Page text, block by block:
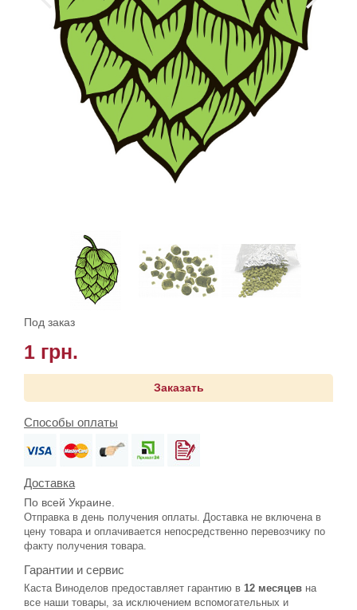
Под заказ
1 грн.
Заказать
Способы оплаты
Доставка
По всей Украине.
Отправка в день получения оплаты. Доставка не включена в
цену товара и оплачивается непосредственно перевозчику по
факту получения товара.
Гарантии и сервис
Каста Виноделов предоставляет гарантию в 12 месяцев на
все наши товары, за исключением вспомогательных и